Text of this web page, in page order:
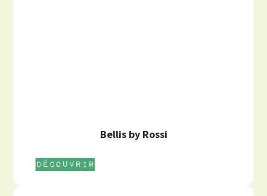
Bellis by Rossi
Découvrir